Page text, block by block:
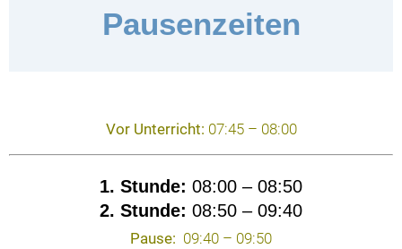
Pausenzeiten
Vor Unterricht: 07:45 – 08:00
1. Stunde: 08:00 – 08:50
2. Stunde: 08:50 – 09:40
Pause: 09:40 – 09:50